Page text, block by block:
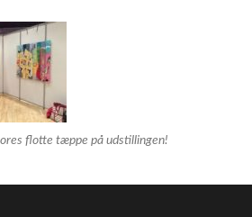
flotte tæppe på udstillingen!